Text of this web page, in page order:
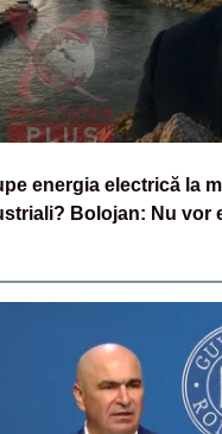
energia electrică la
Bolojan: Nu vor